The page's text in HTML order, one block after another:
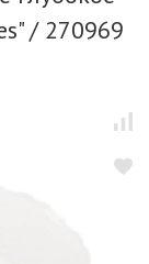
/ 270969